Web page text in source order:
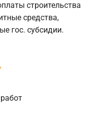
строительства
средства,
гос. субсидии.